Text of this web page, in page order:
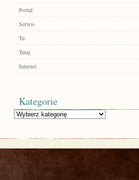
Portal
Serwis
Tu
Tutaj
Internet
Kategorie
Kategorie